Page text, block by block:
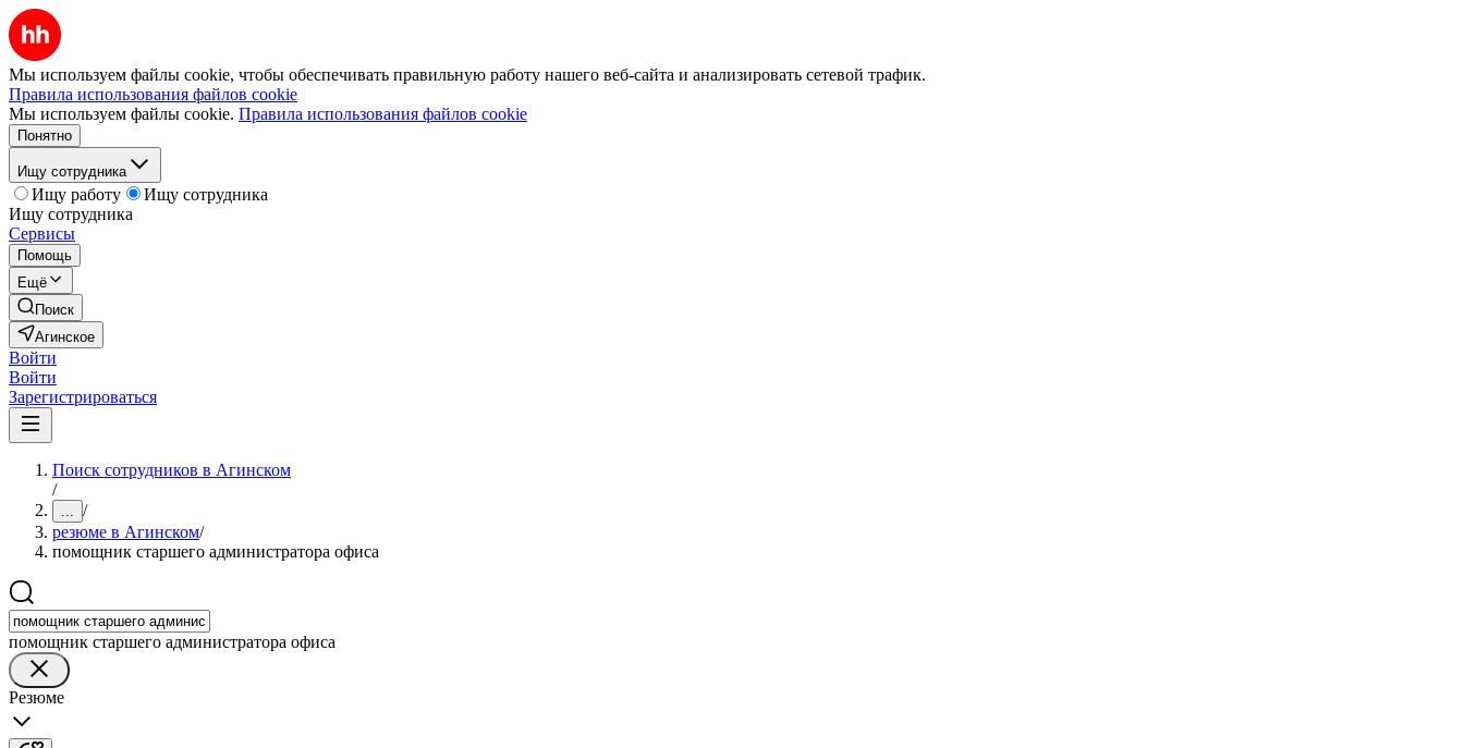
Мы используем файлы cookie, чтобы обеспечивать правильную работу нашего веб-сайта и анализировать сетевой трафик.
Правила использования файлов cookie
Мы используем файлы cookie. Правила использования файлов cookie
Понятно
Ищу сотрудника
Ищу работу
Ищу сотрудника
Ищу сотрудника
Сервисы
Помощь
Ещё
Поиск
Агинское
Войти
Войти
Зарегистрироваться
Поиск сотрудников в Агинском
/
... /
резюме в Агинском/
помощник старшего администратора офиса
помощник старшего администратора офиса
Резюме